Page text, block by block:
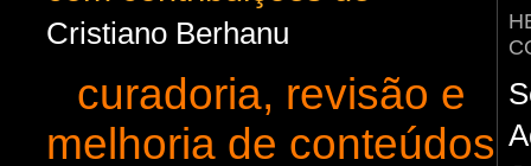
Cristiano Berhanu
curadoria, revisão e
melhoria de conteúdos